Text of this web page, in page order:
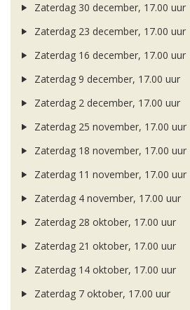
Zaterdag 30 december, 17.00 uur
Zaterdag 23 december, 17.00 uur
Zaterdag 16 december, 17.00 uur
Zaterdag 9 december, 17.00 uur
Zaterdag 2 december, 17.00 uur
Zaterdag 25 november, 17.00 uur
Zaterdag 18 november, 17.00 uur
Zaterdag 11 november, 17.00 uur
Zaterdag 4 november, 17.00 uur
Zaterdag 28 oktober, 17.00 uur
Zaterdag 21 oktober, 17.00 uur
Zaterdag 14 oktober, 17.00 uur
Zaterdag 7 oktober, 17.00 uur